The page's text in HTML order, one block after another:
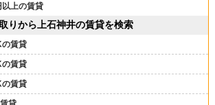
以上の賃貸
りから上石神井の賃貸を検索
の賃貸
の賃貸
の賃貸